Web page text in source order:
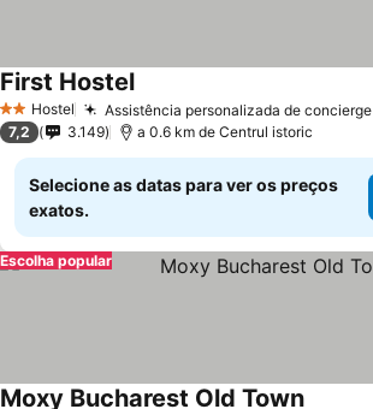
2 Estrelas
Hostel Assistência personalizada de concierge
First Hostel
7,2 3.149 a 0.6 km de Centrul istoric
Selecione as datas para ver os preços
exatos.
Escolha popular
Moxy Bucharest Old Town